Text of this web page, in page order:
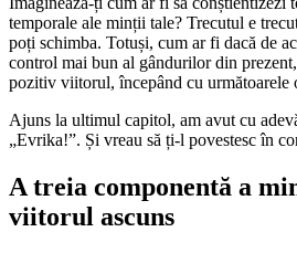
temporale ale minții tale? Trecutul e
poți schimba. Totuși, cum ar fi dacă de
control mai bun al gândurilor din
pozitiv viitorul, începând cu următoarele
Ajuns la ultimul capitol, am avut cu
„Evrika!”. Și vreau să ți-l povestesc în
A treia componentă a
viitorul ascuns